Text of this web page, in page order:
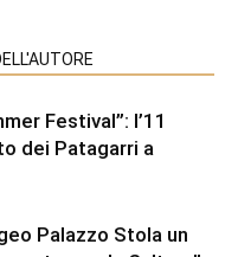
Festival”: l’11
dei Patagarri a
Palazzo Stola un